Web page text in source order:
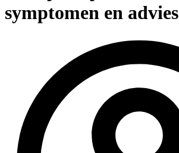
symptomen en advies